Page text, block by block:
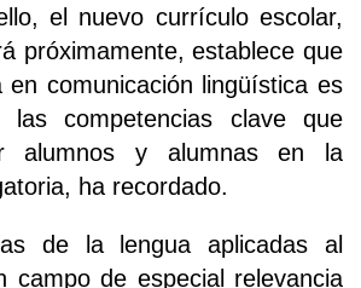
el nuevo currículo escolar,
próximamente, establece que
en comunicación lingüística es
las competencias clave que
alumnos y alumnas en la
ha recordado.
de la lengua aplicadas al
campo de especial relevancia